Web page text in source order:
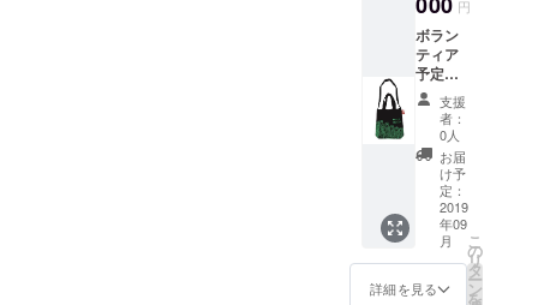
蓮的兩
張明信
片和在
太魯閣
谷與大
海中沖
洗過的
小鵝卵
石 two
postcar
ds from
Hualien
and a
stone
washed
創商
品」の
４ペー
ジから
お好き
な物を
ひとつ
お選び
くださ
い 服
などは
サイズ
はXSか
らXLま
でござ
円
ボラン
ティア
予定で
ある楽
山院の
障害者
の人た
ちが
作った
グッズ
ひとつ
（http://
www.ha
ppymo
支援
者：
0人
お届
け予
定：
2019
年09
月
詳細を見る
こ
の
リ
タ
ー
ン
を